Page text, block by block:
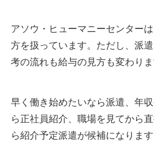
アソウ・ヒューマニーセンター
方を扱っています。ただし、派
考の流れも給与の見方も変わりま
早く働き始めたいなら派遣、年
ら正社員紹介、職場を見てから
ら紹介予定派遣が候補になります